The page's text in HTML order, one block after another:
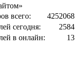
всего:
4252068
сегодня:
2584
в онлайн:
13